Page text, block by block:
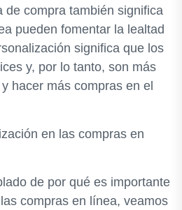
de compra también significa
pueden fomentar la lealtad
significa que los
y, por lo tanto, son más
hacer más compras en el
en las compras en
de por qué es importante
compras en línea, veamos